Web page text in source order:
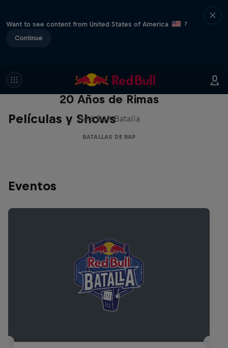
Want to see content from United States of America
?
Continue
Películas y Shows
Red Bull Batalla Nueva Historia:
20 Años de Rimas
Red Bull Batalla
BATALLAS DE RAP
Eventos